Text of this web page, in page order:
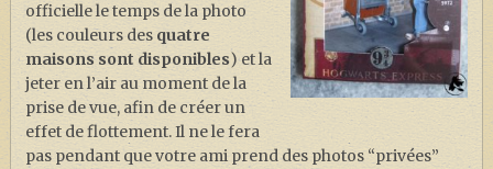
officielle le temps de la photo
(les couleurs des quatre
maisons sont disponibles) et la
jeter en l’air au moment de la
prise de vue, afin de créer un
effet de flottement. Il ne le fera
pas pendant que votre ami prend des photos “privées”